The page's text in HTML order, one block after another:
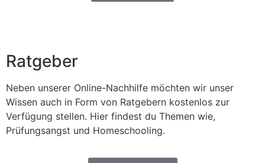
Ratgeber
Neben unserer Online-Nachhilfe möchten wir unser
Wissen auch in Form von Ratgebern kostenlos zur
Verfügung stellen. Hier findest du Themen wie,
Prüfungsangst und Homeschooling.